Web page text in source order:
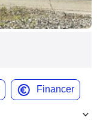
Financer